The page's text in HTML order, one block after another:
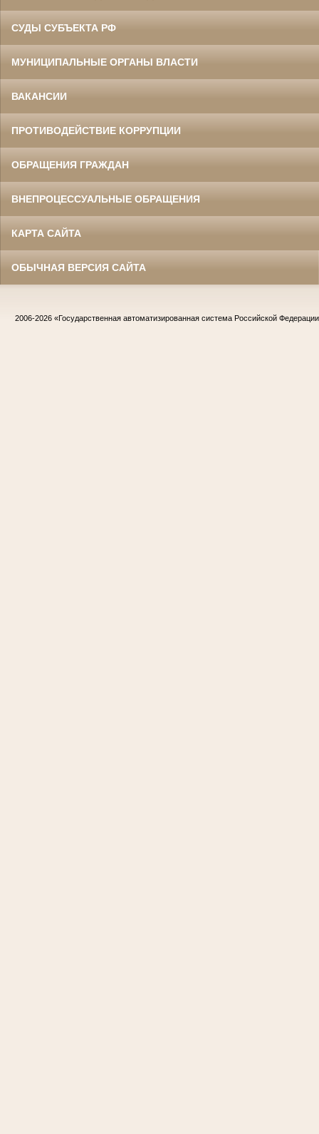
СУДЫ СУБЪЕКТА РФ
МУНИЦИПАЛЬНЫЕ ОРГАНЫ ВЛАСТИ
ВАКАНСИИ
ПРОТИВОДЕЙСТВИЕ КОРРУПЦИИ
ОБРАЩЕНИЯ ГРАЖДАН
ВНЕПРОЦЕССУАЛЬНЫЕ ОБРАЩЕНИЯ
КАРТА САЙТА
ОБЫЧНАЯ ВЕРСИЯ САЙТА
2006-2026 «Государственная автоматизированная система Российской